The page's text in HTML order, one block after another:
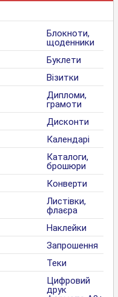
Блокноти,
щоденники
Буклети
Візитки
Дипломи,
грамоти
Дисконти
Календарі
Каталоги,
брошюри
Конверти
Листівки,
флаєра
Наклейки
Запрошення
Теки
Цифровий
друк